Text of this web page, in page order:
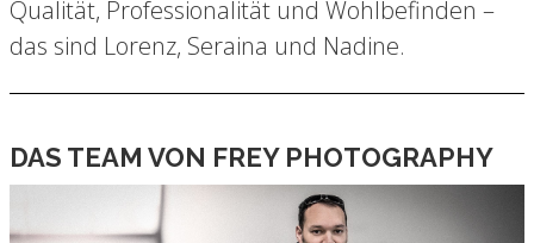
Qualität, Professionalität und Wohlbefinden –
das sind Lorenz, Seraina und Nadine.
DAS TEAM VON FREY PHOTOGRAPHY